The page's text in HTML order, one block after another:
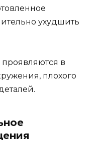
ухудшить
в
плохого